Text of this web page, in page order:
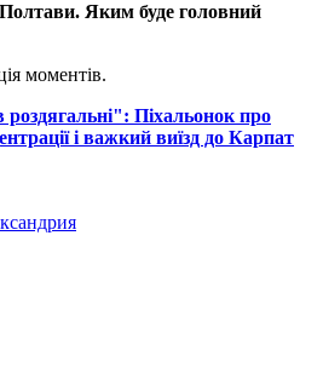
Яким буде головний
моментів.
Піхальонок про
і важкий виїзд до Карпат